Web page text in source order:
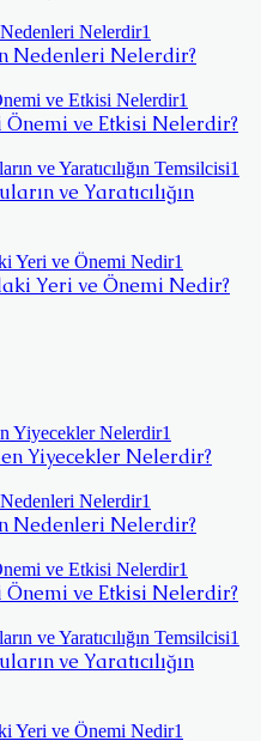
Nedenleri Nelerdir?
Önemi ve Etkisi Nelerdir?
ve Yaratıcılığın
Yeri ve Önemi Nedir?
Yiyecekler Nelerdir?
Nedenleri Nelerdir?
Önemi ve Etkisi Nelerdir?
ve Yaratıcılığın